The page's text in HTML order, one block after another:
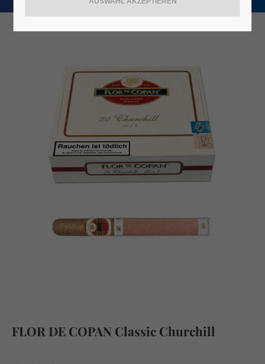
FLOR DE COPAN Classic Churchill